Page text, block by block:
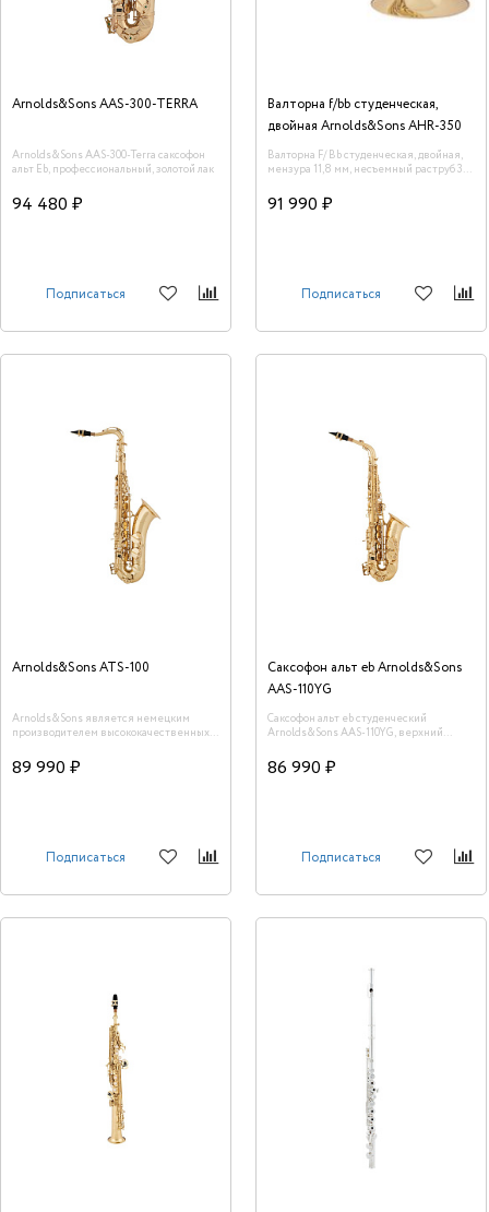
Arnolds&Sons AAS-300-TERRA
Arnolds&Sons AAS-300-Terra саксофон
альт Eb, профессиональный, золотой лак
94 480 ₽
Подписаться
Валторна f/bb студенческая,
двойная Arnolds&Sons AHR-350
Валторна F/ Bb студенческая, двойная,
мензура 11,8 мм, несъемный раструб 305
91 990 ₽
Подписаться
Arnolds&Sons ATS-100
Arnolds&Sons является немецким
производителем высококачественных
приобрести по очень привлекательным
ценам. Модель Arnolds&Sons ATS-100 -
89 990 ₽
Подписаться
Саксофон альт eb Arnolds&Sons
AAS-110YG
Саксофон альт eb студенческий
Arnolds&Sons AAS-110YG, верхний
латунь, покрытие лак
86 990 ₽
Подписаться